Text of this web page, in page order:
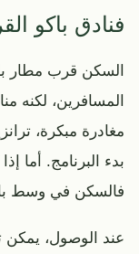
فنادق باكو
السكن قرب مطار
المسافرين، لكنه
مغادرة مبكرة،
بدء البرنامج. أما
فالسكن في وسط
عند الوصول، يمكن